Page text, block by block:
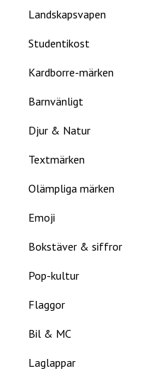
Landskapsvapen
Studentikost
Kardborre-märken
Barnvänligt
Djur & Natur
Textmärken
Olämpliga märken
Emoji
Bokstäver & siffror
Pop-kultur
Flaggor
Bil & MC
Laglappar